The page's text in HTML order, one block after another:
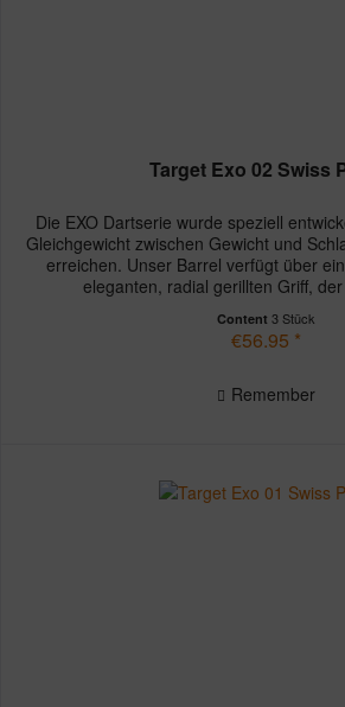
Target Exo 02 Swiss
Die EXO Dartserie wurde speziell
Gleichgewicht zwischen Gewicht und
erreichen. Unser Barrel verfügt über
eleganten, radial gerillten Griff,
Content 3 Stück
€56.95 *
Remember